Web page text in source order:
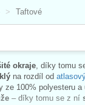
Taftové
okraje , díky tomu
na rozdíl od
ze 100% polyesteru a
– díky tomu se z ní